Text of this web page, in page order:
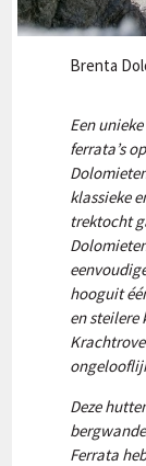
Brenta
Een
ferrata’s
klassieke
trektocht
hooguit
en
Deze
Ferrata